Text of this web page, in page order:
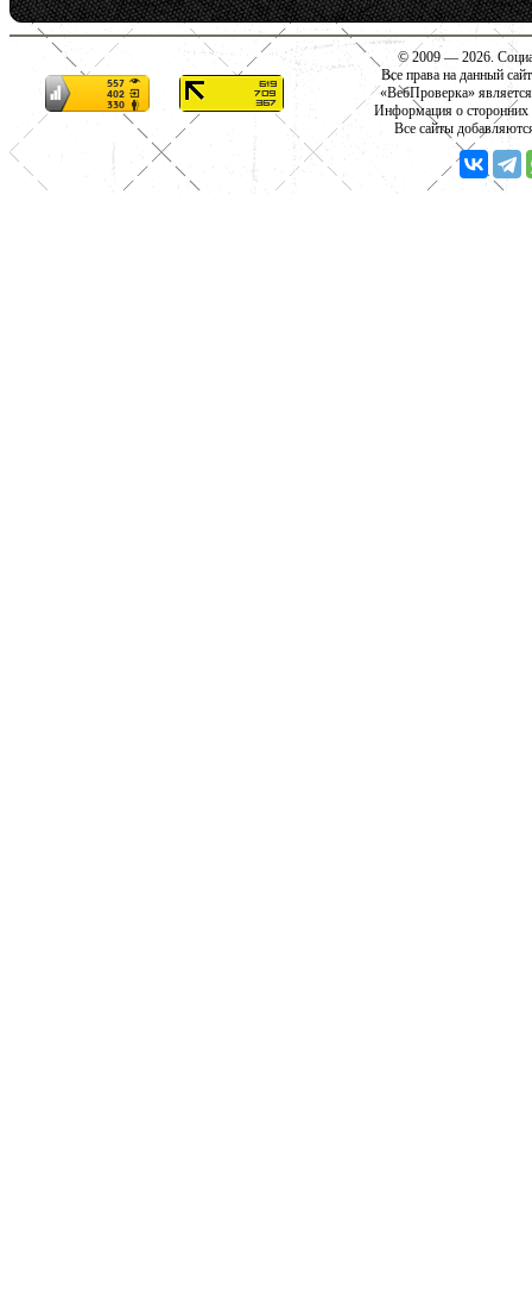
© 2009 — 2026.
Все права на данный
«ВебПроверка»
Информация о сторонних
Все сайты